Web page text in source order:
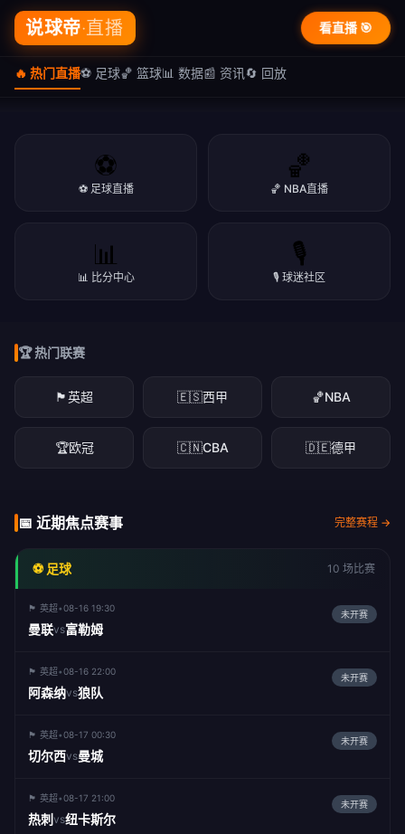
说球帝·直播 看直播 🎯
🔥 热门直播⚽ 足球🏀 篮球📊 数据📰 资讯 🔄 回放
立即看直播
🏀 篮球盛宴 · NBA/CBA
NBA季后赛、CBA联赛，精彩赛事一网打尽
立即看直播
⚽
⚽ 足球直播
🏀
🏀 NBA直播
📊
📊 比分中心
🎙️
🎙️ 球迷社区
🏆 热门联赛
🏴󠁧󠁢󠁥󠁮󠁧󠁿英超 🇪🇸西甲 🏀NBA
🏆欧冠 🇨🇳CBA 🇩🇪德甲
📅 近期焦点赛事 完整赛程 →
⚽ 足球 10 场比赛
🏴󠁧󠁢󠁥󠁮󠁧󠁿 英超•08-16 19:30
曼联vs富勒姆
未开赛
🏴󠁧󠁢󠁥󠁮󠁧󠁿 英超•08-16 22:00
阿森纳vs狼队
未开赛
🏴󠁧󠁢󠁥󠁮󠁧󠁿 英超•08-17 00:30
切尔西vs曼城
未开赛
🏴󠁧󠁢󠁥󠁮󠁧󠁿 英超•08-17 21:00
热刺 vs纽卡斯尔
未开赛